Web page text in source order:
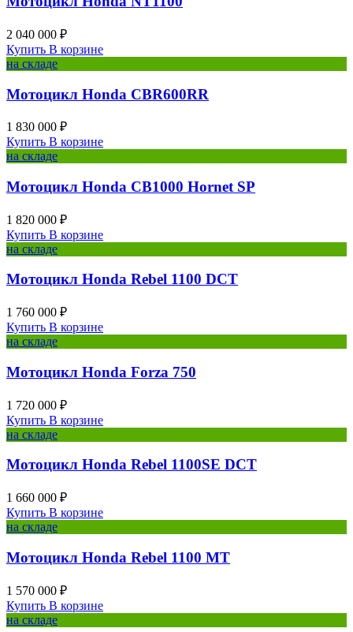
2 040 000 ₽
Купить В корзине
на складе
Мотоцикл Honda CBR600RR
1 830 000 ₽
Купить В корзине
на складе
Мотоцикл Honda CB1000 Hornet SP
1 820 000 ₽
Купить В корзине
на складе
Мотоцикл Honda Rebel 1100 DCT
1 760 000 ₽
Купить В корзине
на складе
Мотоцикл Honda Forza 750
1 720 000 ₽
Купить В корзине
на складе
Мотоцикл Honda Rebel 1100SE DCT
1 660 000 ₽
Купить В корзине
на складе
Мотоцикл Honda Rebel 1100 MT
1 570 000 ₽
Купить В корзине
на складе